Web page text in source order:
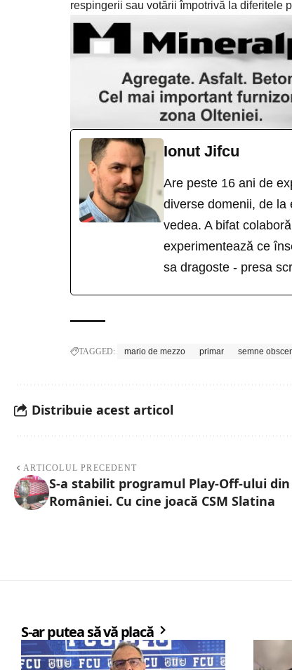
respingerii sau votării împotrivă la diferitele
Ionut Jifcu
Are peste 16 ani de
diverse domenii, de la
vedea. A bifat
experimentează ce
sa dragoste - presa
TAGGED: mario de mezzo primar semne
Distribuie acest articol
ARTICOLUL PRECEDENT
S-a stabilit programul Play-Off-ului din
României. Cu cine joacă CSM Slatina
S-ar putea să vă placă